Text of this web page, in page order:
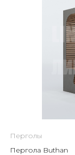
Перголы
Пергола Buthan